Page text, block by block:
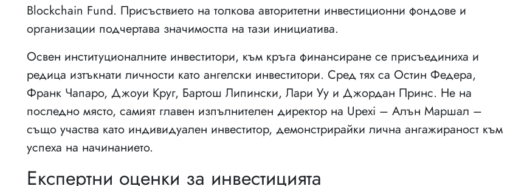
Blockchain Fund. Присъствието на толкова авторитетни инвестиционни фондове и
организации подчертава значимостта на тази инициатива.
Освен институционалните инвеститори, към кръга финансиране се присъединиха и
редица изтъкнати личности като ангелски инвеститори. Сред тях са Остин Федера,
Франк Чапаро, Джоуи Круг, Бартош Липински, Лари Уу и Джордан Принс. Не на
последно място, самият главен изпълнителен директор на Upexi – Алън Маршал –
също участва като индивидуален инвеститор, демонстрирайки лична ангажираност към
успеха на начинанието.
Експертни оценки за инвестицията